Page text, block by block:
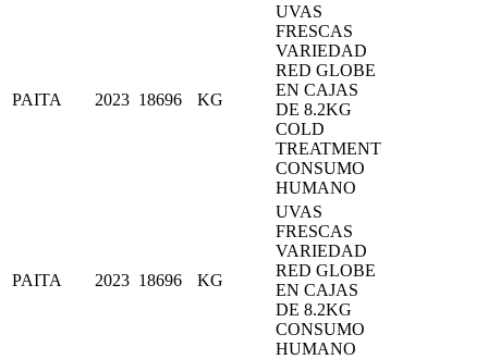
PAITA 2023 18696 KG
UVAS
FRESCAS
VARIEDAD
RED GLOBE
EN CAJAS
DE 8.2KG
COLD
TREATMENT
CONSUMO
HUMANO
PAITA 2023 18696 KG
UVAS
FRESCAS
VARIEDAD
RED GLOBE
EN CAJAS
DE 8.2KG
CONSUMO
HUMANO